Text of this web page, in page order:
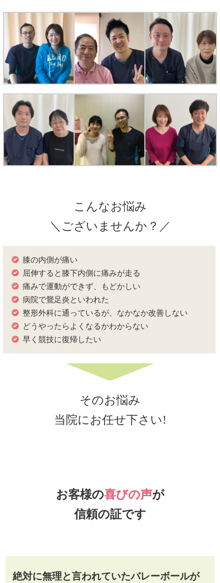
こんなお悩み
＼ございませんか？／
膝の内側が痛い
屈伸すると膝下内側に痛みが走る
痛みで運動ができず、もどかしい
病院で鵞足炎といわれた
整形外科に通っているが、なかなか改善しない
どうやったらよくなるかわからない
早く競技に復帰したい
そのお悩み
当院にお任せ下さい!
お客様の喜びの声が
信頼の証です
絶対に無理と言われていたバレーボールが